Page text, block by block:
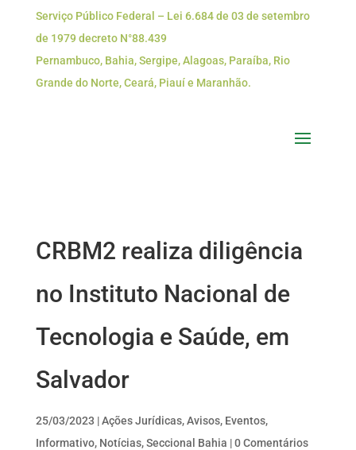
Serviço Público Federal – Lei 6.684 de 03 de setembro
de 1979 decreto N°88.439
Pernambuco, Bahia, Sergipe, Alagoas, Paraíba, Rio
Grande do Norte, Ceará, Piauí e Maranhão.
CRBM2 realiza diligência
no Instituto Nacional de
Tecnologia e Saúde, em
Salvador
25/03/2023 |Ações Jurídicas,Avisos, Eventos,
Informativo, Notícias,Seccional Bahia |0 Comentários